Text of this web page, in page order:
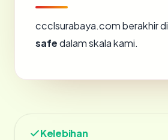
ccclsurabaya.com berakhir di
safedalam skala kami.
Kelebihan